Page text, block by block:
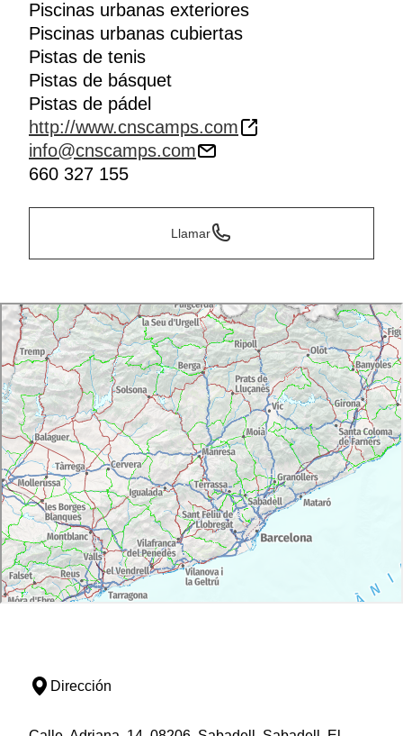
Piscinas urbanas exteriores
Piscinas urbanas cubiertas
Pistas de tenis
Pistas de básquet
Pistas de pádel
http://www.cnscamps.com
info@cnscamps.com
660 327 155
Llamar
Dirección